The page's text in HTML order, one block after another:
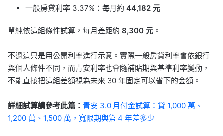
一般房貸利率 3.37%：每月約 44,182 元
單純依這組條件試算，每月差距約 8,300 元 。
不過這只是用公開利率進行示意。實際一般房貸利率會依銀行
與個人條件不同，而青安利率也會隨補貼期與基準利率變動，
不能直接把這組差額視為未來 30 年固定可以省下的金額。
詳細試算請參考此篇： 青安 3.0 月付金試算：貸 1,000 萬、
1,200 萬、1,500 萬，寬限期與第 4 年差多少